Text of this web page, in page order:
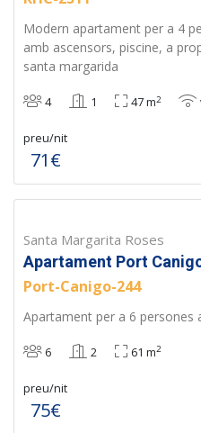
Modern apartament per a 4
amb ascensors, piscine, a
santa margarida
4 1 47 m2
preu/nit
71€
Santa Margarita Roses
Apartament Port
Port-Canigo-244
Apartament per a 6 persones
6 2 61 m2
preu/nit
75€